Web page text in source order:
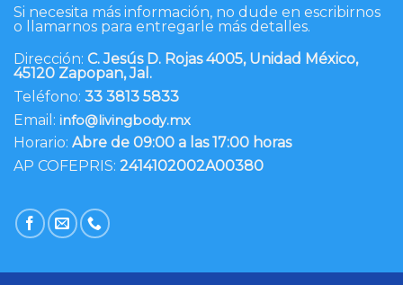
Si necesita más información, no dude en escribirnos
o llamarnos para entregarle más detalles.
Dirección: C. Jesús D. Rojas 4005, Unidad México,
45120 Zapopan, Jal.
Teléfono: 33 3813 5833
Email: info@livingbody.mx
Horario: Abre de 09:00 a las 17:00 horas
AP COFEPRIS: 2414102002A00380